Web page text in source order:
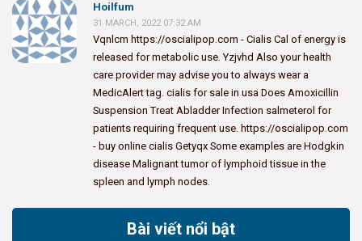
Hoilfum
31 MARCH, 2022 07:32 AM
Vqnlcm https://oscialipop.com - Cialis Cal of energy is
released for metabolic use. Yzjvhd Also your health
care provider may advise you to always wear a
MedicAlert tag. cialis for sale in usa Does Amoxicillin
Suspension Treat Abladder Infection salmeterol for
patients requiring frequent use. https://oscialipop.com
- buy online cialis Getyqx Some examples are Hodgkin
disease Malignant tumor of lymphoid tissue in the
spleen and lymph nodes.
Bài viết nổi bật